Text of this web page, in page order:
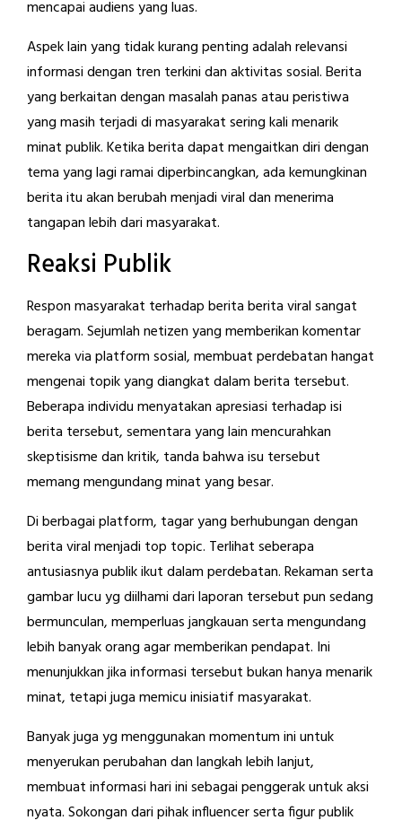
mencapai audiens yang luas.
Aspek lain yang tidak kurang penting adalah relevansi
informasi dengan tren terkini dan aktivitas sosial. Berita
yang berkaitan dengan masalah panas atau peristiwa
yang masih terjadi di masyarakat sering kali menarik
minat publik. Ketika berita dapat mengaitkan diri dengan
tema yang lagi ramai diperbincangkan, ada kemungkinan
berita itu akan berubah menjadi viral dan menerima
tangapan lebih dari masyarakat.
Reaksi Publik
Respon masyarakat terhadap berita berita viral sangat
beragam. Sejumlah netizen yang memberikan komentar
mereka via platform sosial, membuat perdebatan hangat
mengenai topik yang diangkat dalam berita tersebut.
Beberapa individu menyatakan apresiasi terhadap isi
berita tersebut, sementara yang lain mencurahkan
skeptisisme dan kritik, tanda bahwa isu tersebut
memang mengundang minat yang besar.
Di berbagai platform, tagar yang berhubungan dengan
berita viral menjadi top topic. Terlihat seberapa
antusiasnya publik ikut dalam perdebatan. Rekaman serta
gambar lucu yg diilhami dari laporan tersebut pun sedang
bermunculan, memperluas jangkauan serta mengundang
lebih banyak orang agar memberikan pendapat. Ini
menunjukkan jika informasi tersebut bukan hanya menarik
minat, tetapi juga memicu inisiatif masyarakat.
Banyak juga yg menggunakan momentum ini untuk
menyerukan perubahan dan langkah lebih lanjut,
membuat informasi hari ini sebagai penggerak untuk aksi
nyata. Sokongan dari pihak influencer serta figur publik